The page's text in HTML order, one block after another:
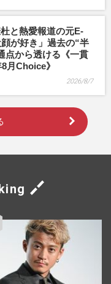
と熱愛報道の元E-
が好き」過去の“半
点から透ける《一貫
月Choice》
2026/8/7